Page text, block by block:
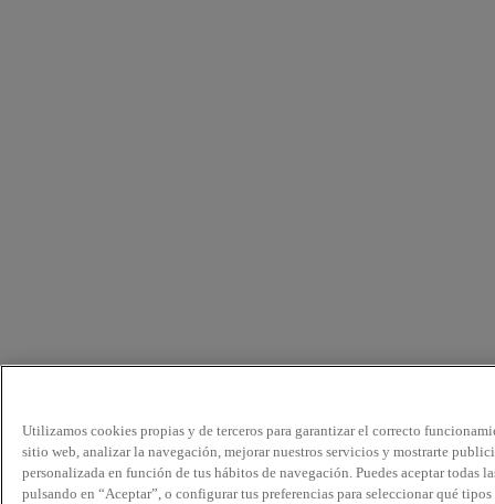
Utilizamos cookies propias y de terceros para garantizar el correcto
sitio web, analizar la navegación, mejorar nuestros servicios y mostrarte
personalizada en función de tus hábitos de navegación. Puedes aceptar todas
pulsando en “Aceptar”, o configurar tus preferencias para seleccionar qué tipos